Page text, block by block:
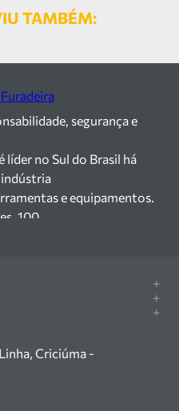
TAMBÉM:
segurança e
líder no Sul do Brasil há
indústria
e equipamentos.
100
do Brasil. Com sede em
um amplo portfólio de
fornecedores parceiros e
+
+
+
Criciúma -